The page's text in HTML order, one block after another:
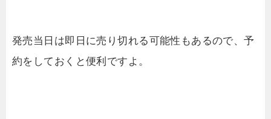
発売当日は即日に売り切れる可能性もあるので、予
約をしておくと便利ですよ。